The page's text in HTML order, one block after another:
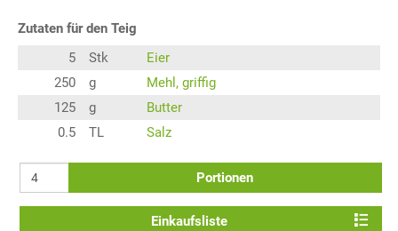
Zutaten für den Teig
5
Stk
Eier
250
g
Mehl, griffig
125
g
Butter
0.5
TL Salz
Portionen
Einkaufsliste